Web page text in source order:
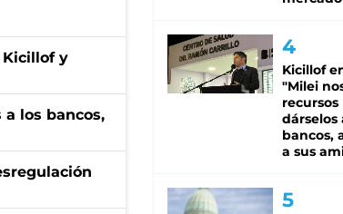
Kicillof y
los bancos,
Kicillof
"Milei
recursos
dárselos
bancos,
a sus